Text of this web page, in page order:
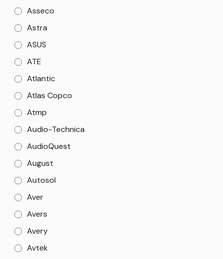
Asseco
Astra
ASUS
ATE
Atlantic
Atlas Copco
Atmp
Audio-Technica
AudioQuest
August
Autosol
Aver
Avers
Avery
Avtek